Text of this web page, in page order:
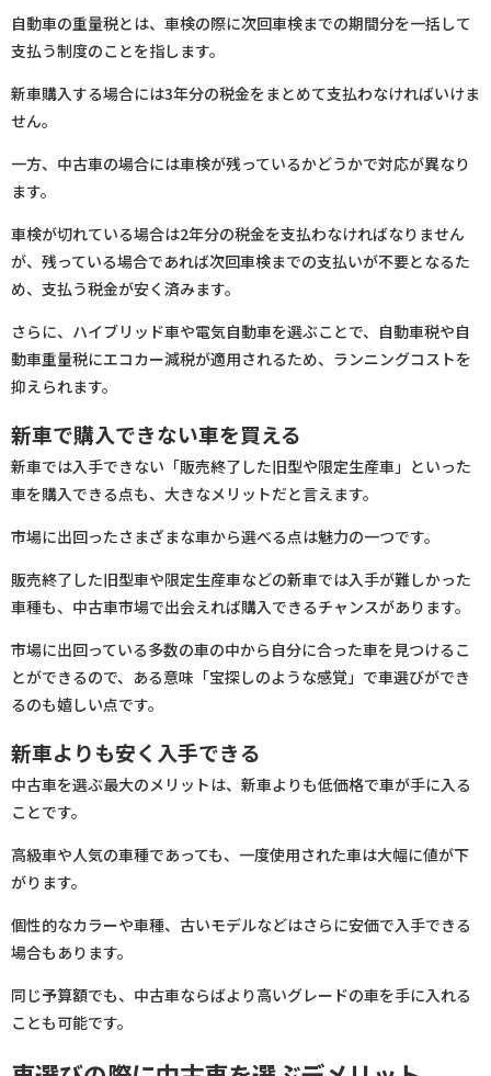
自動車の重量税とは、車検の際に次回車検までの期間分を一括して
支払う制度のことを指します。
新車購入する場合には3年分の税金をまとめて支払わなければいけま
せん。
一方、中古車の場合には車検が残っているかどうかで対応が異なり
ます。
車検が切れている場合は2年分の税金を支払わなければなりません
が、残っている場合であれば次回車検までの支払いが不要となるた
め、支払う税金が安く済みます。
さらに、ハイブリッド車や電気自動車を選ぶことで、自動車税や自
動車重量税にエコカー減税が適用されるため、ランニングコストを
抑えられます。
新車で購入できない車を買える
新車では入手できない「販売終了した旧型や限定生産車」といった
車を購入できる点も、大きなメリットだと言えます。
市場に出回ったさまざまな車から選べる点は魅力の一つです。
販売終了した旧型車や限定生産車などの新車では入手が難しかった
車種も、中古車市場で出会えれば購入できるチャンスがあります。
市場に出回っている多数の車の中から自分に合った車を見つけるこ
とができるので、ある意味「宝探しのような感覚」で車選びができ
るのも嬉しい点です。
新車よりも安く入手できる
中古車を選ぶ最大のメリットは、新車よりも低価格で車が手に入る
ことです。
高級車や人気の車種であっても、一度使用された車は大幅に値が下
がります。
個性的なカラーや車種、古いモデルなどはさらに安価で入手できる
場合もあります。
同じ予算額でも、中古車ならばより高いグレードの車を手に入れる
ことも可能です。